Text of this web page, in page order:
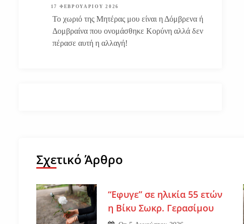
17 ΦΕΒΡΟΥΑΡΊΟΥ 2026
Το χωριό της Μητέρας μου είναι η Δόμβρενα ή
Δομβραίνα που ονομάσθηκε Κορύνη αλλά δεν
πέρασε αυτή η αλλαγή!
Σχετικό Άρθρο
“Εφυγε” σε ηλικία 55 ετών
η Βίκυ Σωκρ. Γερασίμου